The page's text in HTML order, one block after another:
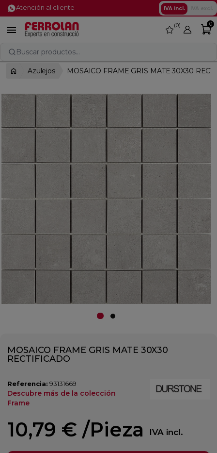
Atención al cliente IVA incl.
 favorite
0 0
Buscar productos...
Azulejos MOSAICO FRAME GRIS MATE 30X30
MOSAICO FRAME GRIS MATE 30X30
RECTIFICADO
Referencia: 93131669
Descubre más de la colección
Frame
10,79 € /Pieza IVA incl.